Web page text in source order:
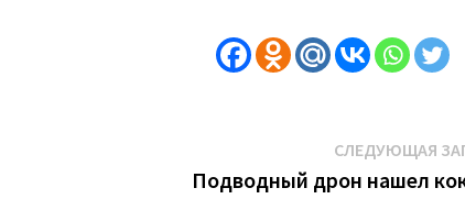
СЛЕДУЮЩАЯ
Подводный дрон нашел